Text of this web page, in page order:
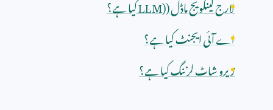
لارج لینگویج ماڈل (LLM)کیا ہے؟
اے آئی ایجنٹ کیا ہے؟
زیرو شاٹ لرننگ کیا ہے؟